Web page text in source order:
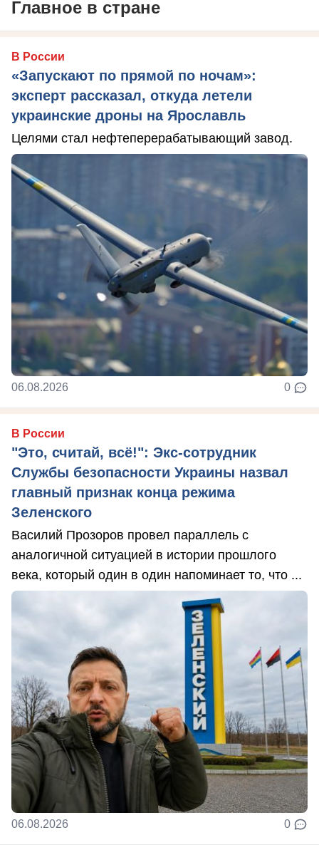
Главное в стране
В России
«Запускают по прямой по ночам»:
эксперт рассказал, откуда летели
украинские дроны на Ярославль
Целями стал нефтеперерабатывающий завод.
06.08.2026 0
В России
"Это, считай, всё!": Экс-сотрудник
Службы безопасности Украины назвал
главный признак конца режима
Зеленского
Василий Прозоров провел параллель с
аналогичной ситуацией в истории прошлого
века, который один в один напоминает то, что ...
06.08.2026 0